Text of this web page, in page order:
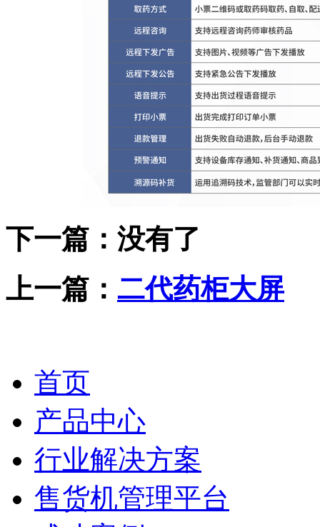
下一篇：没有了
上一篇： 二代药柜大屏
首页
产品中心
行业解决方案
售货机管理平台